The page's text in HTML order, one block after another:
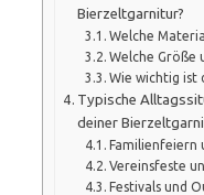
Bierzeltgarnitur?
Welche
Welche Größe
Wie wichtig ist
Typische
deiner
Familienfeiern
Vereinsfeste
Festivals und